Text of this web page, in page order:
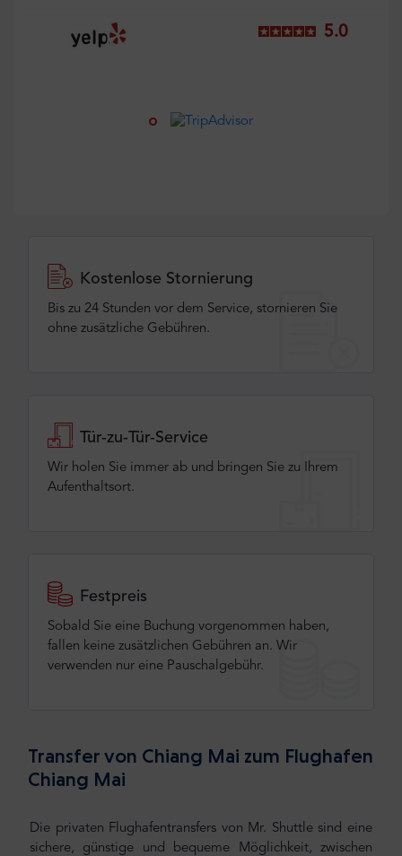
5.0
Kostenlose Stornierung
Bis zu 24 Stunden vor dem Service, stornieren Sie
ohne zusätzliche Gebühren.
Tür-zu-Tür-Service
Wir holen Sie immer ab und bringen Sie zu Ihrem
Aufenthaltsort.
Festpreis
Sobald Sie eine Buchung vorgenommen haben,
fallen keine zusätzlichen Gebühren an. Wir
verwenden nur eine Pauschalgebühr.
Transfer von Chiang Mai zum Flughafen
Chiang Mai
Die privaten Flughafentransfers von Mr. Shuttle sind eine
sichere, günstige und bequeme Möglichkeit, zwischen